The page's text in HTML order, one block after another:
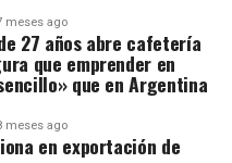
meses ago
27 años abre cafetería
que emprender en
que en Argentina
meses ago
en exportación de